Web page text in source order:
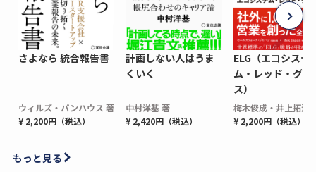
さよなら 統合報告書
ウィルズ・パンハウス 著
¥ 2,200円（税込）
計画しない人はうま
くいく
中村洋基 著
¥ 2,420円（税込）
ELG（エコシステ
ム・レッド・グロ
ス）
梅木俊成・井上拓海
¥ 2,200円（税込）
もっと見る